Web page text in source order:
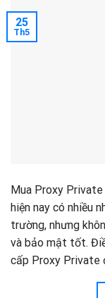
25
Th5
Mua Proxy Private
hiện nay có nhiều
trường, nhưng
và bảo mật tốt.
cấp Proxy Private